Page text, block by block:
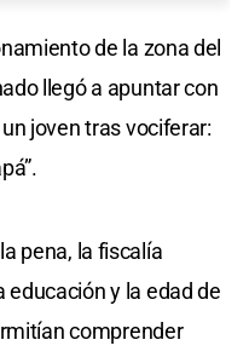
de la zona del
llegó a apuntar con
joven tras vociferar:
pena, la fiscalía
y la edad de
comprender